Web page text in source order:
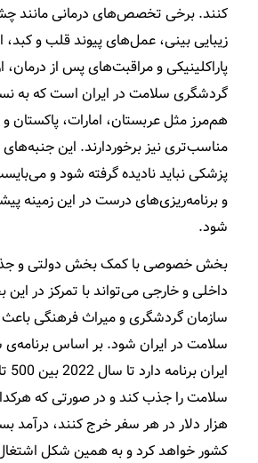
کنند. برخی تخصص‌­های درمانی مانند
زیبایی بینی، عمل‌های پیوند قلب و کبد،
پاراکلینیکی و مراقبت­‌های پس از درمان،
گردشگری سلامت در ایران است که به
هم‌مرز مثل عربستان، امارات، پاکستان
مناسب­‌تری نیز برخوردارند. این
پزشکی نباید نادیده گرفته شود و
و برنامه‌ریزی‌­های درست در این زمینه
شود.
بخش خصوصی با کمک بخش دولتی و
داخلی و خارجی می­‌تواند با تمرکز در
سازمان گردشگری و میراث فرهنگی
سلامت در ایران شود. بر اساس
هزار دلار در هر سفر خرج کنند، درآمد
کشور خواهد کرد و به همین شکل